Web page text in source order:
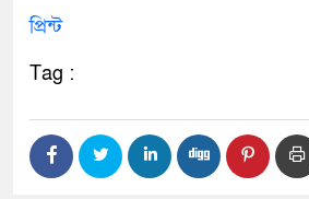
প্রিন্ট
Tag :